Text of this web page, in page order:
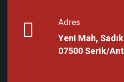
Adres
Yeni Mah,
07500 Serik/